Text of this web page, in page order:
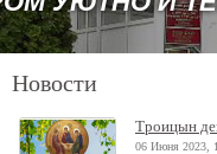
Новости
Троицын
06 Июня 2023,